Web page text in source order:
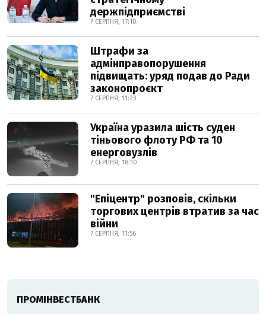
держпідприємстві
7 СЕРПНЯ, 17:10
Штрафи за
адмінправопорушення
підвищать: уряд подав до Ради
законопроєкт
7 СЕРПНЯ, 11:23
Україна уразила шість суден
тіньового флоту РФ та 10
енерговузлів
7 СЕРПНЯ, 18:10
"Епіцентр" розповів, скільки
торгових центрів втратив за час
війни
7 СЕРПНЯ, 11:56
ПРОМІНВЕСТБАНК